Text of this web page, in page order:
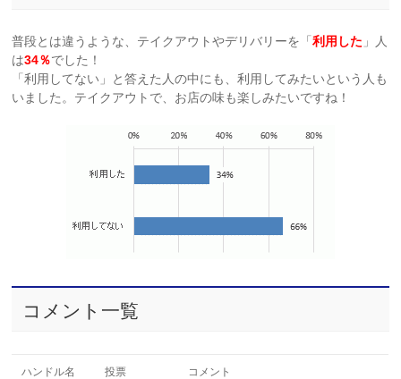
普段とは違うような、テイクアウトやデリバリーを「利用した 」人
は34％でした！
「利用してない」と答えた人の中にも、利用してみたいという人も
いました。テイクアウトで、お店の味も楽しみたいですね！
コメント一覧
ハンドル名 投票 コメント